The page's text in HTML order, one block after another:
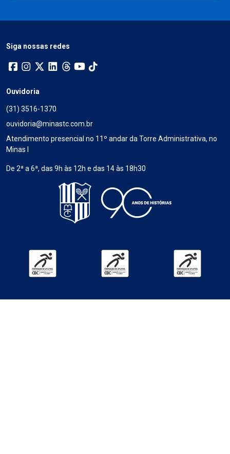
Siga nossas redes
Ouvidoria
(31) 3516-1370
ouvidoria@minastc.com.br
Atendimento presencial no 11º andar da Torre Administrativa, no
Minas I
De 2ª a 6ª, das 9h às 12h e das 14 às 18h30